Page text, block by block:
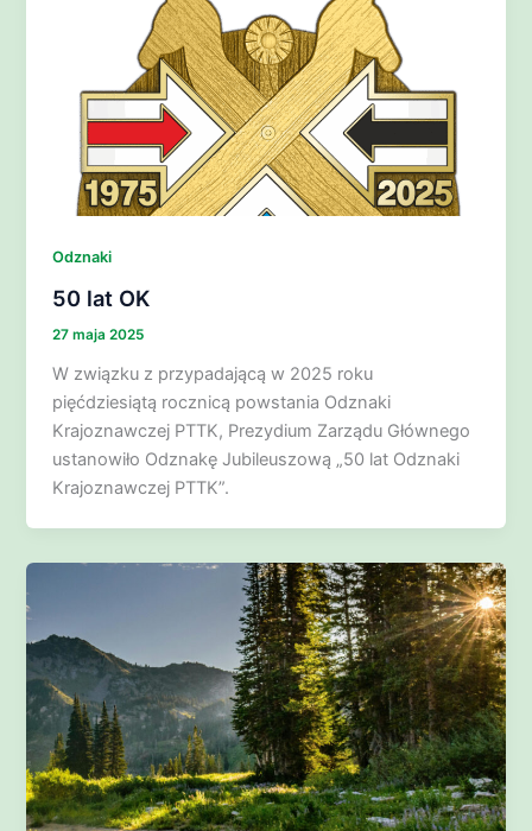
Odznaki
50 lat OK
27 maja 2025
W związku z przypadającą w 2025 roku
pięćdziesiątą rocznicą powstania Odznaki
Krajoznawczej PTTK, Prezydium Zarządu Głównego
ustanowiło Odznakę Jubileuszową „50 lat Odznaki
Krajoznawczej PTTK”.